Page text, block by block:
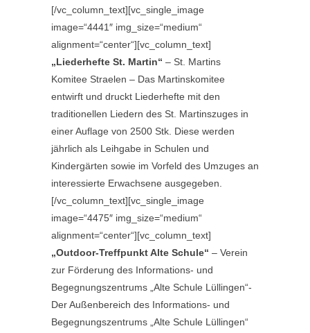
[/vc_column_text][vc_single_image
image=“4441″ img_size=“medium“
alignment=“center“][vc_column_text]
„Liederhefte St. Martin“ – St. Martins
Komitee Straelen – Das Martinskomitee
entwirft und druckt Liederhefte mit den
traditionellen Liedern des St. Martinszuges in
einer Auflage von 2500 Stk. Diese werden
jährlich als Leihgabe in Schulen und
Kindergärten sowie im Vorfeld des Umzuges an
interessierte Erwachsene ausgegeben.
[/vc_column_text][vc_single_image
image=“4475″ img_size=“medium“
alignment=“center“][vc_column_text]
„Outdoor-Treffpunkt Alte Schule“ – Verein
zur Förderung des Informations- und
Begegnungszentrums „Alte Schule Lüllingen“-
Der Außenbereich des Informations- und
Begegnungszentrums „Alte Schule Lüllingen“